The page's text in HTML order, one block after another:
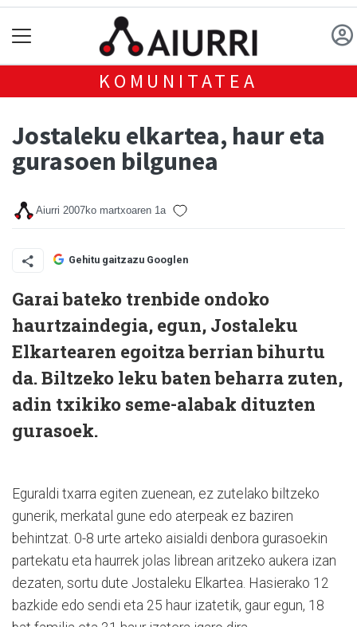
KOMUNITATEA
Jostaleku elkartea, haur eta
gurasoen bilgunea
Aiurri 2007ko martxoaren 1a
Gehitu gaitzazu Googlen
Garai bateko trenbide ondoko
haurtzaindegia, egun, Jostaleku
Elkartearen egoitza berrian bihurtu
da. Biltzeko leku baten beharra zuten,
adin txikiko seme-alabak dituzten
gurasoek.
Eguraldi txarra egiten zuenean, ez zutelako biltzeko
gunerik, merkatal gune edo aterpeak ez baziren
behintzat. 0-8 urte arteko aisialdi denbora gurasoekin
partekatu eta haurrek jolas librean aritzeko aukera izan
dezaten, sortu dute Jostaleku Elkartea. Hasierako 12
bazkide edo sendi eta 25 haur izatetik, gaur egun, 18